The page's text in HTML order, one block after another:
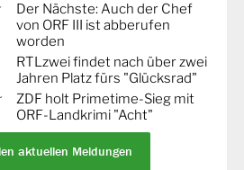
Der Nächste: Auch der Chef
von ORF III ist abberufen
worden
RTLzwei findet nach über zwei
Jahren Platz fürs "Glücksrad"
ZDF holt Primetime-Sieg mit
ORF-Landkrimi "Acht"
aktuellen Meldungen